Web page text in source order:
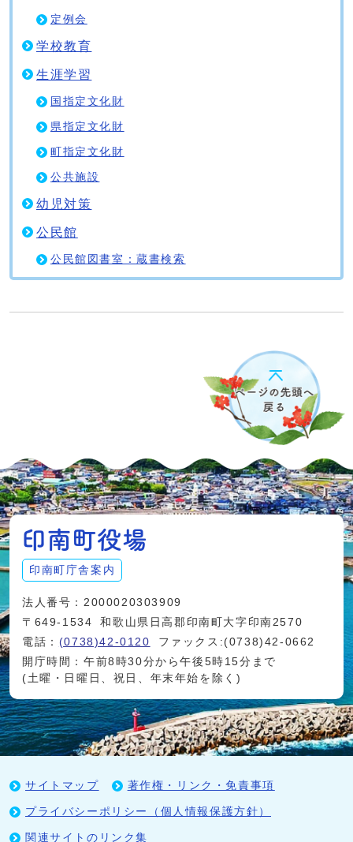
定例会
学校教育
生涯学習
国指定文化財
県指定文化財
町指定文化財
公共施設
幼児対策
公民館
公民館図書室：蔵書検索
印南町庁舎案内
法人番号：2000020303909
〒649-1534
和歌山県日高郡印南町大字印南2570
電話： (0738)42-0120
ファックス:(0738)42-0662
開庁時間：午前8時30分から午後5時15分まで
(土曜・日曜日、祝日、年末年始を除く)
サイトマップ 著作権・リンク・免責事項
プライバシーポリシー（個人情報保護方針）
関連サイトのリンク集